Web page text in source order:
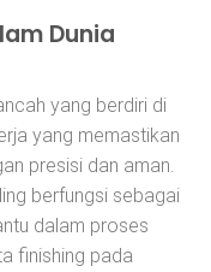
Dunia
yang berdiri di
yang memastikan
presisi dan aman.
berfungsi sebagai
dalam proses
finishing pada